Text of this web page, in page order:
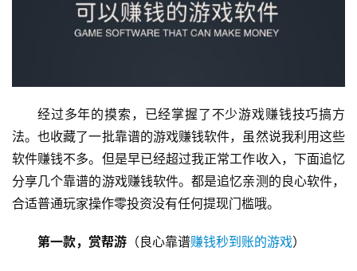
经过多年的摸索，已经掌握了不少游戏赚钱技巧搞方
法。也收藏了一批靠谱的游戏赚钱软件，虽然说我利用这些
软件赚钱不多。但是早已经超过我正常工作收入，下面追忆
分享几个靠谱的游戏赚钱软件。都是追忆亲测的良心软件，
合适普通玩家操作零投资没有任何提现门槛哦。
第一款，赏帮游 （良心靠谱赚钱秒到账的游戏）